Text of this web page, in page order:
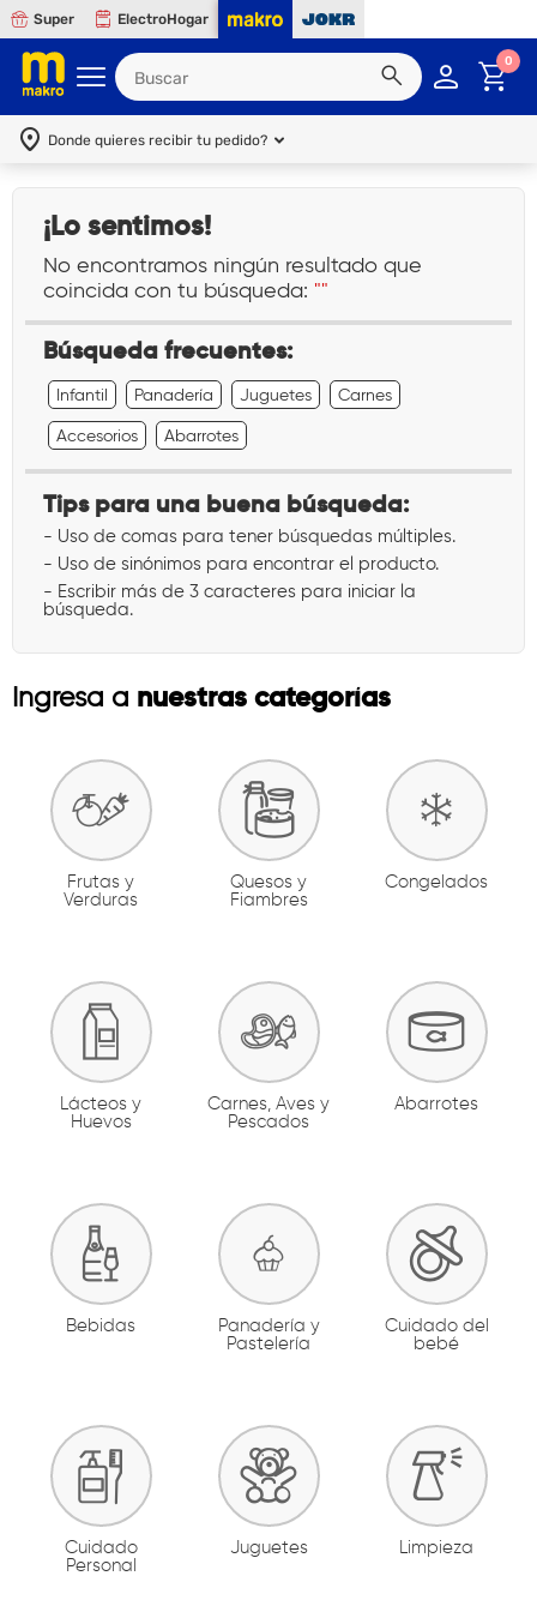
Super ElectroHogar
0
Donde quieres recibir tu pedido?
¡Lo sentimos!
No encontramos ningún resultado que
coincida con tu búsqueda: ""
Búsqueda frecuentes:
Infantil Panadería Juguetes Carnes
Accesorios Abarrotes
Tips para una buena búsqueda:
- Uso de comas para tener búsquedas múltiples.
- Uso de sinónimos para encontrar el producto.
- Escribir más de 3 caracteres para iniciar la
búsqueda.
Ingresa a nuestras categorías
Frutas y
Verduras
Quesos y
Fiambres
Congelados
Lácteos y
Huevos
Carnes, Aves y
Pescados
Abarrotes
Bebidas
Panadería y
Pastelería
Cuidado del
bebé
Cuidado
Personal
Juguetes Limpieza